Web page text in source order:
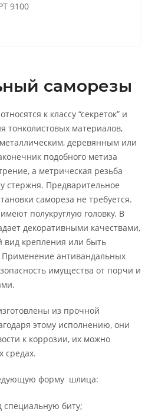
9100
саморезы
к классу “секреток” и
тонколистовых материалов,
деревянным или
подобного метиза
а метрическая резьба
стержня. Предварительное
самореза не требуется.
полукруглую головку. В
декоративными качествами,
вид крепления или быть
антивандальных
имущества от порчи и
из прочной
этому исполнению, они
к коррозии, их можно
средах.
форму шлица:
специальную биту;